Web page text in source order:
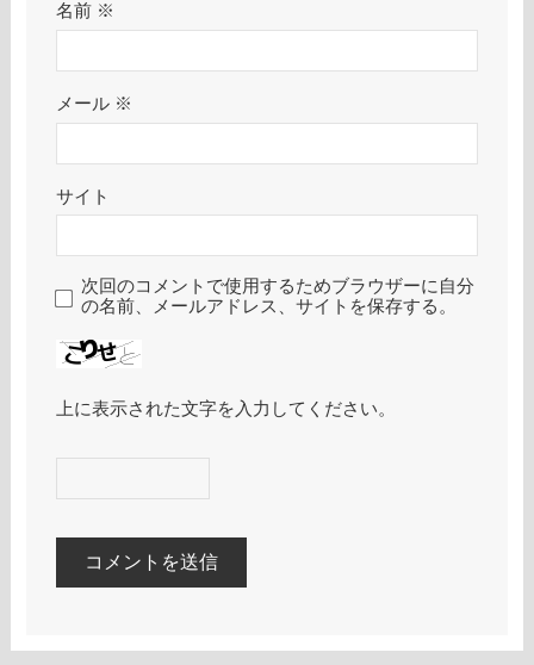
名前 ※
メール ※
サイト
次回のコメントで使用するためブラウザーに自分
の名前、メールアドレス、サイトを保存する。
上に表示された文字を入力してください。